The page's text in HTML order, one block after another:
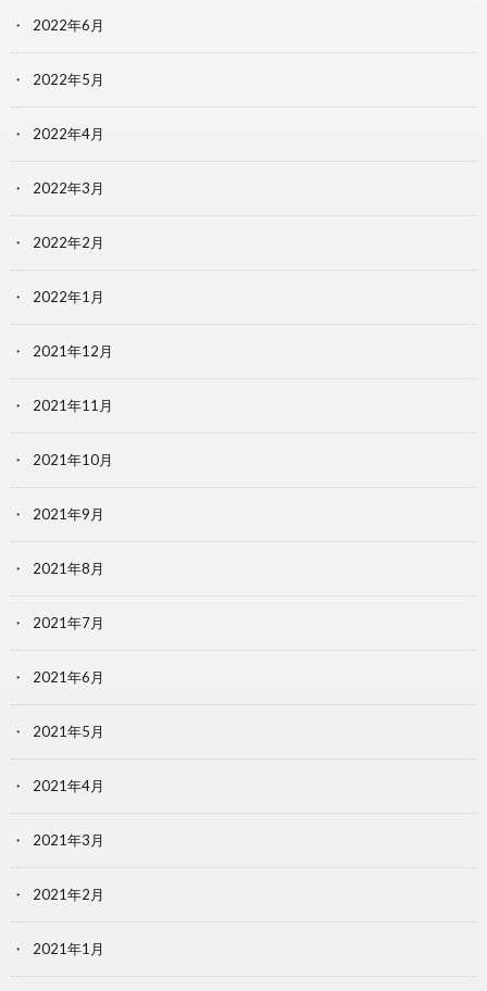
2022年6月
2022年5月
2022年4月
2022年3月
2022年2月
2022年1月
2021年12月
2021年11月
2021年10月
2021年9月
2021年8月
2021年7月
2021年6月
2021年5月
2021年4月
2021年3月
2021年2月
2021年1月